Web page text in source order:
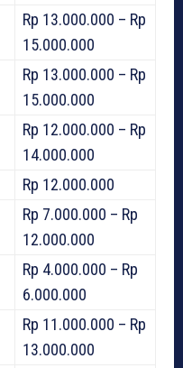
Rp 13.000.000 – Rp
15.000.000
Rp 13.000.000 – Rp
15.000.000
Rp 12.000.000 – Rp
14.000.000
Rp 12.000.000
Rp 7.000.000 – Rp
12.000.000
Rp 4.000.000 – Rp
6.000.000
Rp 11.000.000 – Rp
13.000.000